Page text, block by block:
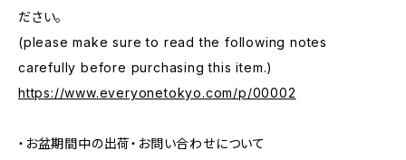
ださい。
(please make sure to read the following notes
carefully before purchasing this item.)
https://www.everyonetokyo.com/p/00002
・お盆期間中の出荷・お問い合わせについて